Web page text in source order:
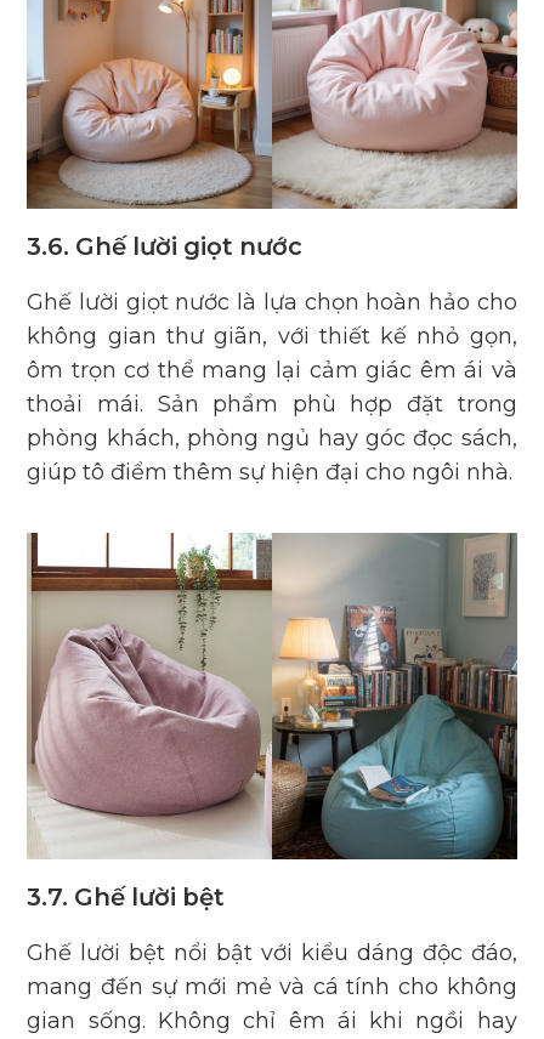
3.6. Ghế lười giọt nước
Ghế lười giọt nước là lựa chọn hoàn hảo cho
không gian thư giãn, với thiết kế nhỏ gọn,
ôm trọn cơ thể mang lại cảm giác êm ái và
thoải mái. Sản phẩm phù hợp đặt trong
phòng khách, phòng ngủ hay góc đọc sách,
giúp tô điểm thêm sự hiện đại cho ngôi nhà.
3.7. Ghế lười bệt
Ghế lười bệt nổi bật với kiểu dáng độc đáo,
mang đến sự mới mẻ và cá tính cho không
gian sống. Không chỉ êm ái khi ngồi hay